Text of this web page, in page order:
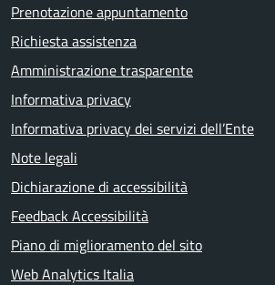
Prenotazione appuntamento
Richiesta assistenza
Amministrazione trasparente
Informativa privacy
Informativa privacy dei servizi dell’Ente
Note legali
Dichiarazione di accessibilità
Feedback Accessibilità
Piano di miglioramento del sito
Web Analytics Italia